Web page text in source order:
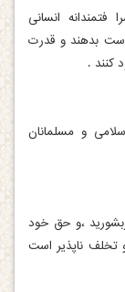
انسانی
بدهند و قدرت
کنند .
و مسلمانان
،و حق خود
تخلف ناپذیر است